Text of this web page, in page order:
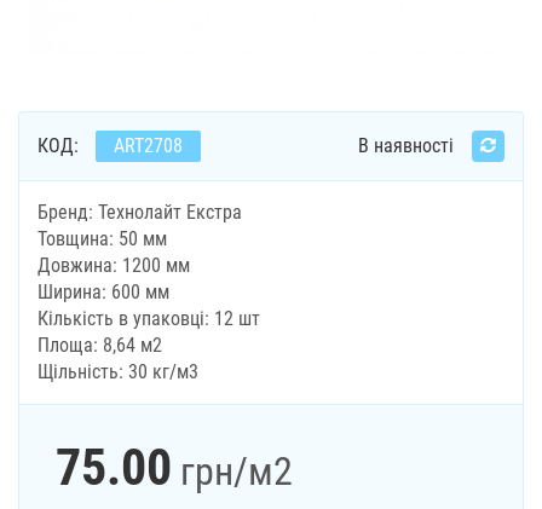
КОД: ART2708 В наявності
Бренд: Технолайт Екстра
Товщина: 50 мм
Довжина: 1200 мм
Ширина: 600 мм
Кількість в упаковці: 12 шт
Площа: 8,64 м2
Щільність: 30 кг/м3
75.00 грн/м2